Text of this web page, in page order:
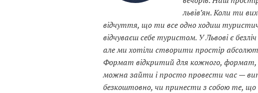
львів’ян. Коли ти
відчуття, що ти все одно ходиш
відчуваєш себе туристом. У Львові є
але ми хотіли створити простір
Формат відкритий для кожного, формат,
можна зайти і просто провести час —
безкоштовно, чи принести з собою те, що